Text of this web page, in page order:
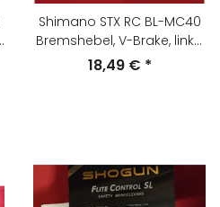
Shimano STX RC BL-MC40
Bremshebel, V-Brake, links,
NEU
18,49 € *